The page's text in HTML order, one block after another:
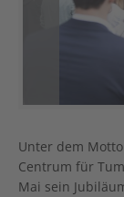
Unter dem
Centrum für
Mai sein